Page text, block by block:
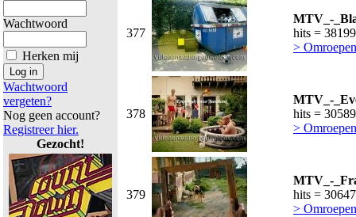
Wachtwoord
Herken mij
Wachtwoord
vergeten?
Nog geen account?
Registreer hier.
Gezocht!
377
MTV_-
hits = 38199
>
378
MTV_-
hits = 30589
>
379
MTV_-
hits = 30647
>